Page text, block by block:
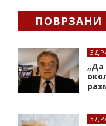
ПОВРЗАНИ
„Да